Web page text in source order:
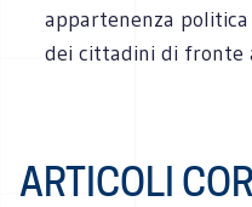
appartenenza
dei cittadini di fronte
ARTICOLI